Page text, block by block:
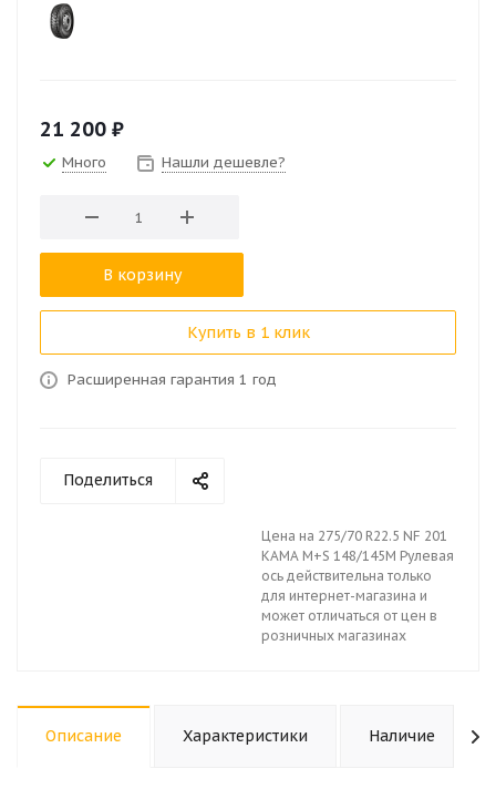
21 200 ₽
Много Нашли дешевле?
В корзину
Купить в 1 клик
Расширенная гарантия 1 год
Поделиться
Цена на 275/70 R22.5 NF 201
КАМА M+S 148/145М Рулевая
ось действительна только
для интернет-магазина и
может отличаться от цен в
розничных магазинах
Описание Характеристики Наличие